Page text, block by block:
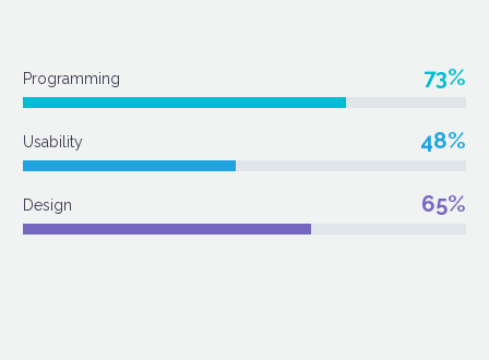
Programming 73%
Usability 48%
Design 65%